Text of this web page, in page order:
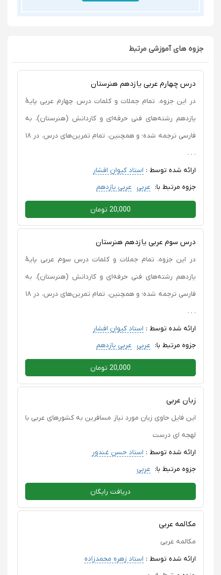
جزوه های آموزشی مرتبط
درس چهارم عربی یازدهم هنرستان
در این جزوه، تمام جملات و کلمات درس چهارم عربی پایۀ
یازدهم رشته‌های فنی حرفه‌ای و کاردانش (هنرستان)، به
فارسی ترجمه شده؛ و همچنین، تمام تمرین‌های درس، در ۱۸
. . .
ارائه شده توسط : استاد کیوان افشار
جزوه مرتبط با: عربی عربی یازدهم
20,000 تومان
درس سوم عربی یازدهم هنرستان
در این جزوه، تمام جملات و کلمات درس سوم عربی پایۀ
یازدهم رشته‌های فنی حرفه‌ای و کاردانش (هنرستان)، به
فارسی ترجمه شده؛ و همچنین، تمام تمرین‌های درس، در ۱۸
. . .
ارائه شده توسط : استاد کیوان افشار
جزوه مرتبط با: عربی عربی یازدهم
20,000 تومان
زبان عربى
اين فايل حاوى زبان مورد نياز مسافرين به كشورهاى عربى با
لهجه اى درست
ارائه شده توسط : استاد حسن غندور
جزوه مرتبط با: عربی
دریافت رایگان
مکالمه عربی
مکالمه عربی
ارائه شده توسط : استاد زهره محمدزاده